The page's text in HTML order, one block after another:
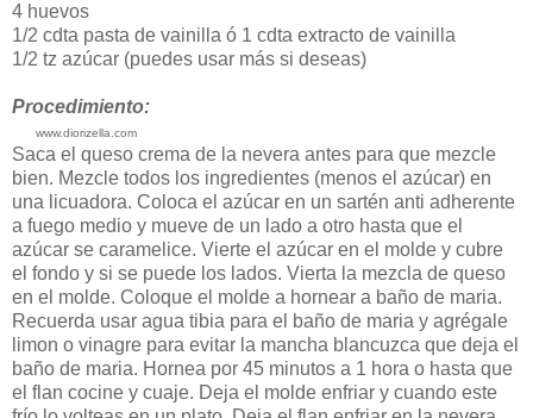
4 huevos
1/2 cdta pasta de vainilla ó 1 cdta extracto de vainilla
1/2 tz azúcar (puedes usar más si deseas)
Procedimiento:
www.diorizella.com
Saca el queso crema de la nevera antes para que mezcle
bien. Mezcle todos los ingredientes (menos el azúcar) en
una licuadora. Coloca el azúcar en un sartén anti adherente
a fuego medio y mueve de un lado a otro hasta que el
azúcar se caramelice. Vierte el azúcar en el molde y cubre
el fondo y si se puede los lados. Vierta la mezcla de queso
en el molde. Coloque el molde a hornear a baño de maria.
Recuerda usar agua tibia para el baño de maria y agrégale
limon o vinagre para evitar la mancha blancuzca que deja el
baño de maria. Hornea por 45 minutos a 1 hora o hasta que
el flan cocine y cuaje. Deja el molde enfriar y cuando este